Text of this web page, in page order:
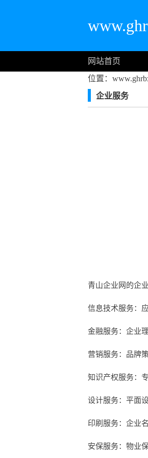
网站首页
位置：
企业服务
青山企业网的企
信息技术服务：
金融服务：企业
营销服务：品牌
知识产权服务：
设计服务：平面
印刷服务：企业
安保服务：物业